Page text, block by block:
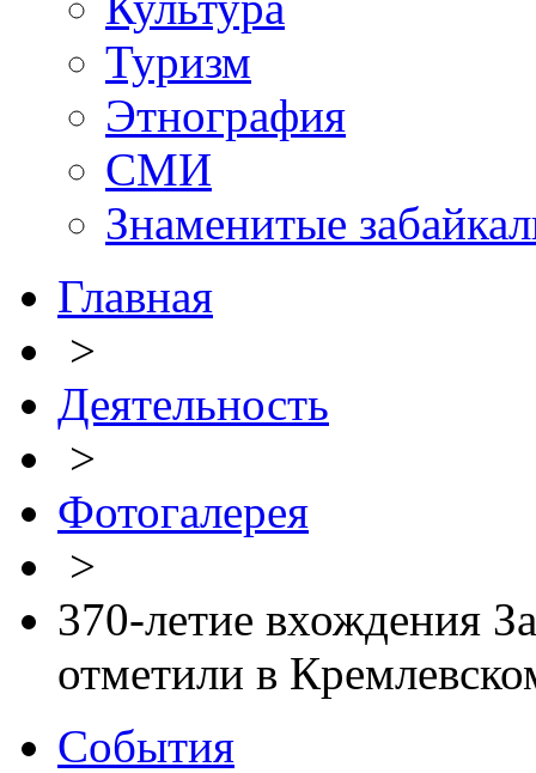
Туризм
Этнография
СМИ
Знаменитые
Главная
>
Деятельность
>
Фотогалерея
>
370-летие вхождения
отметили в
События